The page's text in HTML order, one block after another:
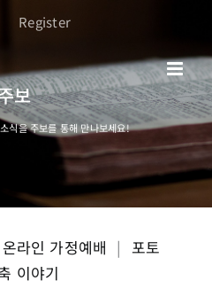
Register
보
식을 주보를 통해 만나보세요!
온라인 가정예배 | 포토
이야기